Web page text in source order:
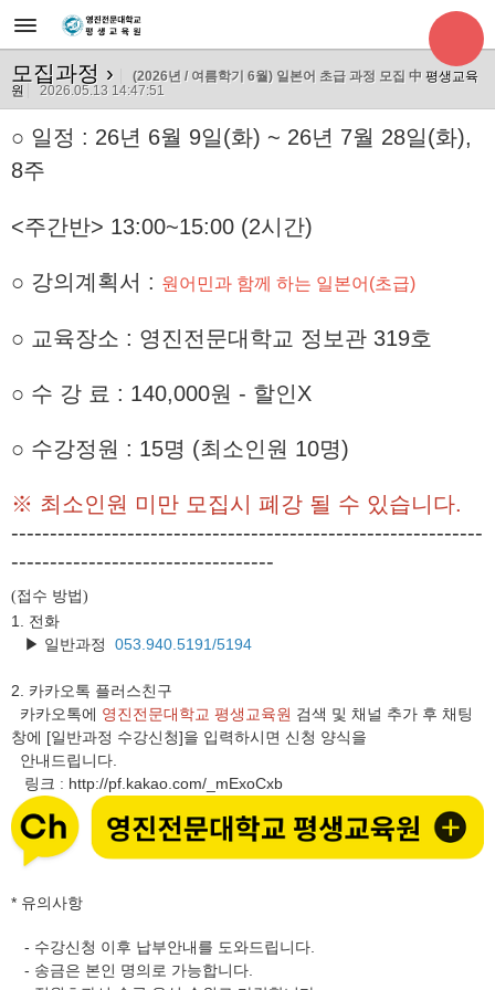
모집과정 › (2026년 / 여름학기 6월) 일본어 초급 과정 모집 中 평생교육
원
2026.05.13 14:47:51
○ 일정 : 26년 6월 9일(화) ~ 26년 7월 28일(화),
8주
<주간반> 13:00~15:00 (2시간)
○ 강의계획서 : 원어민과 함께 하는 일본어(초급)
○ 교육장소 : 영진전문대학교 정보관 319호
○ 수 강 료 : 140,000원 - 할인X
○ 수강정원 : 15명 (최소인원 10명)
※ 최소인원 미만 모집시 폐강 될 수 있습니다.
-------------------------------------------------------------
----------------------------------
(접수 방법)
1. 전화
▶ 일반과정
053.940.5191/5194
2. 카카오톡 플러스친구
카카오톡에 영진전문대학교 평생교육원 검색 및 채널 추가 후 채팅
창에 [일반과정 수강신청]을 입력하시면 신청 양식을
안내드립니다.
링크 : http://pf.kakao.com/_mExoCxb
* 유의사항
- 수강신청 이후 납부안내를 도와드립니다.
- 송금은 본인 명의로 가능합니다.